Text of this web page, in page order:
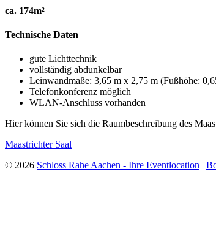
ca. 174m²
Technische Daten
gute Lichttechnik
vollständig abdunkelbar
Leinwandmaße: 3,65 m x 2,75 m (Fußhöhe:
Telefonkonferenz möglich
WLAN-Anschluss vorhanden
Hier können Sie sich die Raumbeschreibung des
Maastrichter Saal
© 2026 Schloss Rahe Aachen - Ihre Eventlocation |